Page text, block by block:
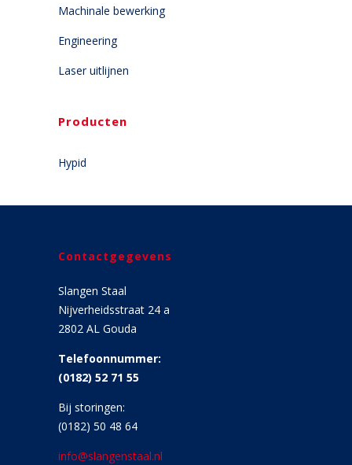
Machinale bewerking
Engineering
Laser uitlijnen
Producten
Hypid
Contactgegevens
Slangen Staal
Nijverheidsstraat 24 a
2802 AL Gouda
Telefoonnummer:
(0182) 52 71 55
Bij storingen:
(0182) 50 48 64
info@slangenstaal.nl